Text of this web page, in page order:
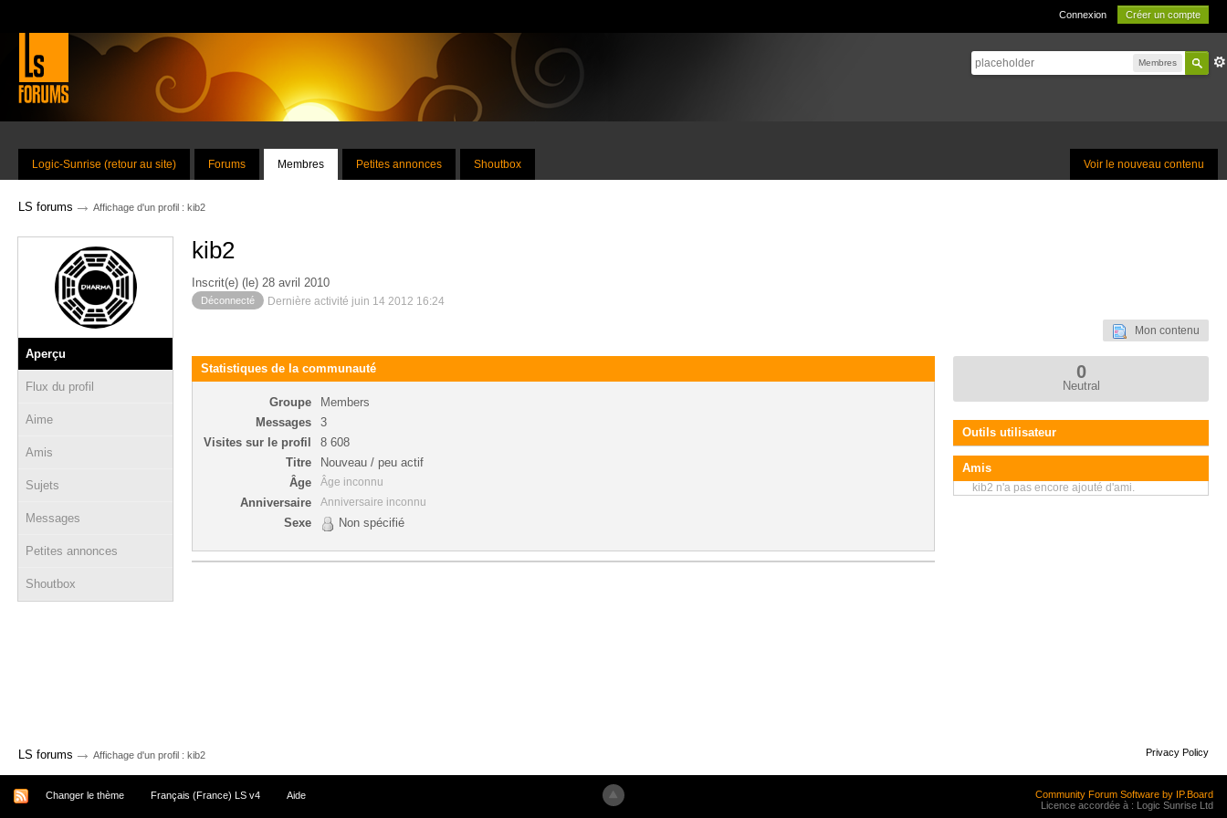
Connexion Créer un compte
Membres
Voir le nouveau contenu
Logic-Sunrise (retour au site) Forums Membres Petites annonces Shoutbox
LS forums → Affichage d'un profil : kib2
Aperçu
Flux du profil
Aime
Amis
Sujets
Messages
Petites annonces
Shoutbox
kib2
Inscrit(e) (le) 28 avril 2010
Déconnecté Dernière activité juin 14 2012 16:24
Mon contenu
Statistiques de la communauté
Groupe
Members
Messages
3
Visites sur le profil
8 608
Titre
Nouveau / peu actif
Âge
Âge inconnu
Anniversaire Anniversaire inconnu
Sexe Non spécifié
0
Neutral
Outils utilisateur
Amis
kib2 n'a pas encore ajouté d'ami.
LS forums → Affichage d'un profil : kib2 Privacy Policy
Changer le thème Français (France) LS v4 Aide
Community Forum Software by IP.Board
Licence accordée à : Logic Sunrise Ltd